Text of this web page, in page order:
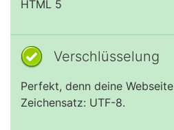
HTML 5
Verschlüsselung
Perfekt, denn deine
Zeichensatz: UTF-8.